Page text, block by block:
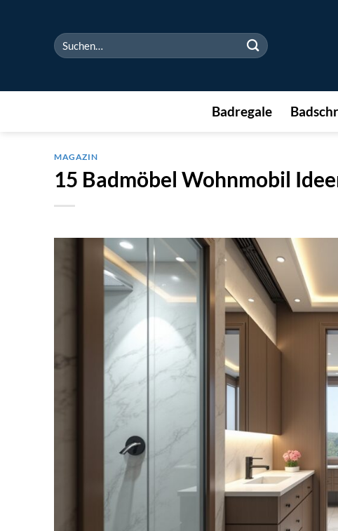
Suchen
nach:
Badregale
MAGAZIN
15 Badmöbel Wohnmobil